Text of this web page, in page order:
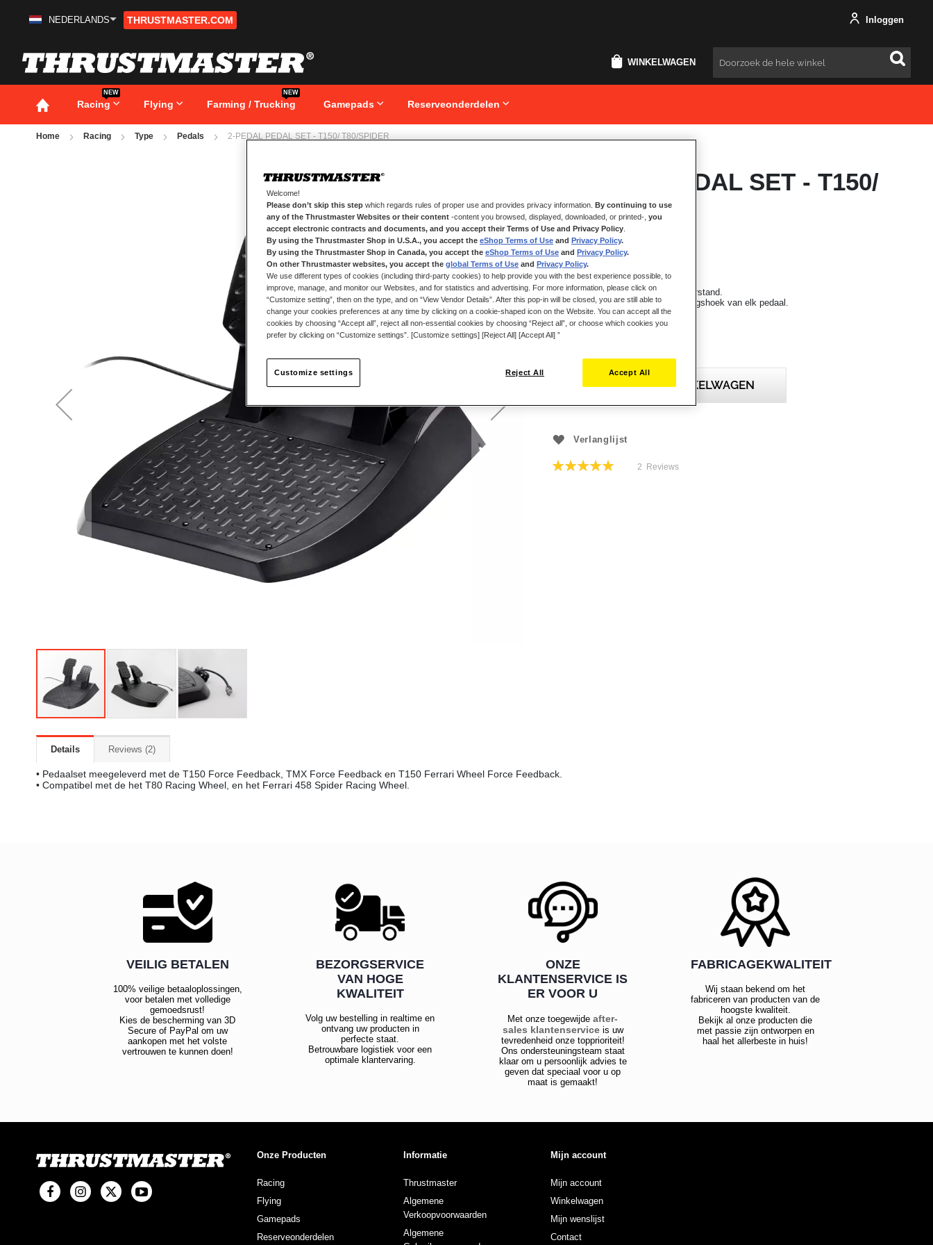
Ga
inhoud
NEDERLANDS THRUSTMASTER.COM Inloggen
WINKELWAGEN Zoeken
Racing
NEW
Flying Farming / Trucking
NEW
Gamepads Reserveonderdelen
Home Racing Type Pedals 2-PEDAL PEDAL SET - T150/ T80/SPIDER
van
de
afbeeldingen-
gallerij
2-PEDAL PEDAL SET - T150/
T80/SPIDER
OP VOORRAAD
• Grote geoptimaliseerde pedaalset.
• Rempedaal met progressieve weerstand.
• Afzonderlijk afstellen van de hellingshoek van elk pedaal.
€ 45,99
IN WINKELWAGEN
Verlanglijst
Beoordeling:
2 Reviews
Details
• Pedaalset meegeleverd met de T150 Force Feedback, TMX Force Feedback en T150 Ferrari Wheel Force Feedback.
• Compatibel met de het T80 Racing Wheel, en het Ferrari 458 Spider Racing Wheel.
Reviews 2
VEILIG BETALEN
100% veilige betaaloplossingen,
voor betalen met volledige
gemoedsrust!
Kies de bescherming van 3D
Secure of PayPal om uw
aankopen met het volste
vertrouwen te kunnen doen!
BEZORGSERVICE
VAN HOGE
KWALITEIT
Volg uw bestelling in realtime en
ontvang uw producten in
perfecte staat.
Betrouwbare logistiek voor een
optimale klantervaring.
ONZE
KLANTENSERVICE IS
ER VOOR U
Met onze toegewijdeafter-
sales klantenserviceis uw
tevredenheid onze topprioriteit!
Ons ondersteuningsteam staat
klaar om u persoonlijk advies te
geven dat speciaal voor u op
maat is gemaakt!
FABRICAGEKWALITEIT
Wij staan bekend om het
fabriceren van producten van de
hoogste kwaliteit.
Bekijk al onze producten die
met passie zijn ontworpen en
haal het allerbeste in huis!
Onze Producten
Racing
Flying
Gamepads
Reserveonderdelen
Informatie
Thrustmaster
Algemene
Verkoopvoorwaarden
Algemene
Mijn account
Mijn account
Winkelwagen
Mijn wenslijst
Contact
Welcome!
Please don’t skip this step which regards rules of proper use and provides privacy information. By continuing to use
any of the Thrustmaster Websites or their content -content you browsed, displayed, downloaded, or printed-, you
accept electronic contracts and documents, and you accept their Terms of Use and Privacy Policy
By using the Thrustmaster Shop in U.S.A., you accept the eShop Terms of Use and Privacy Policy.
By using the Thrustmaster Shop in Canada, you accept the eShop Terms of Use and Privacy Policy.
On other Thrustmaster websites, you accept the global Terms of Use and Privacy Policy.
We use different types of cookies (including third-party cookies) to help provide you with the best experience possible, to
improve, manage, and monitor our Websites, and for statistics and advertising. For more information, please click on
“Customize setting”, then on the type, and on “View Vendor Details”. After this pop-in will be closed, you are still able to
change your cookies preferences at any time by clicking on a cookie-shaped icon on the Website. You can accept all the
cookies by choosing “Accept all”, reject all non-essential cookies by choosing “Reject all”, or choose which cookies you
prefer by clicking on “Customize settings”. [Customize settings] [Reject All] [Accept All] ”
Reject All Accept All
Customize settings